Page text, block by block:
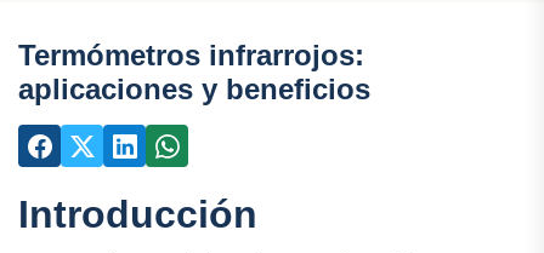
Termómetros infrarrojos:
aplicaciones y beneficios
Introducción